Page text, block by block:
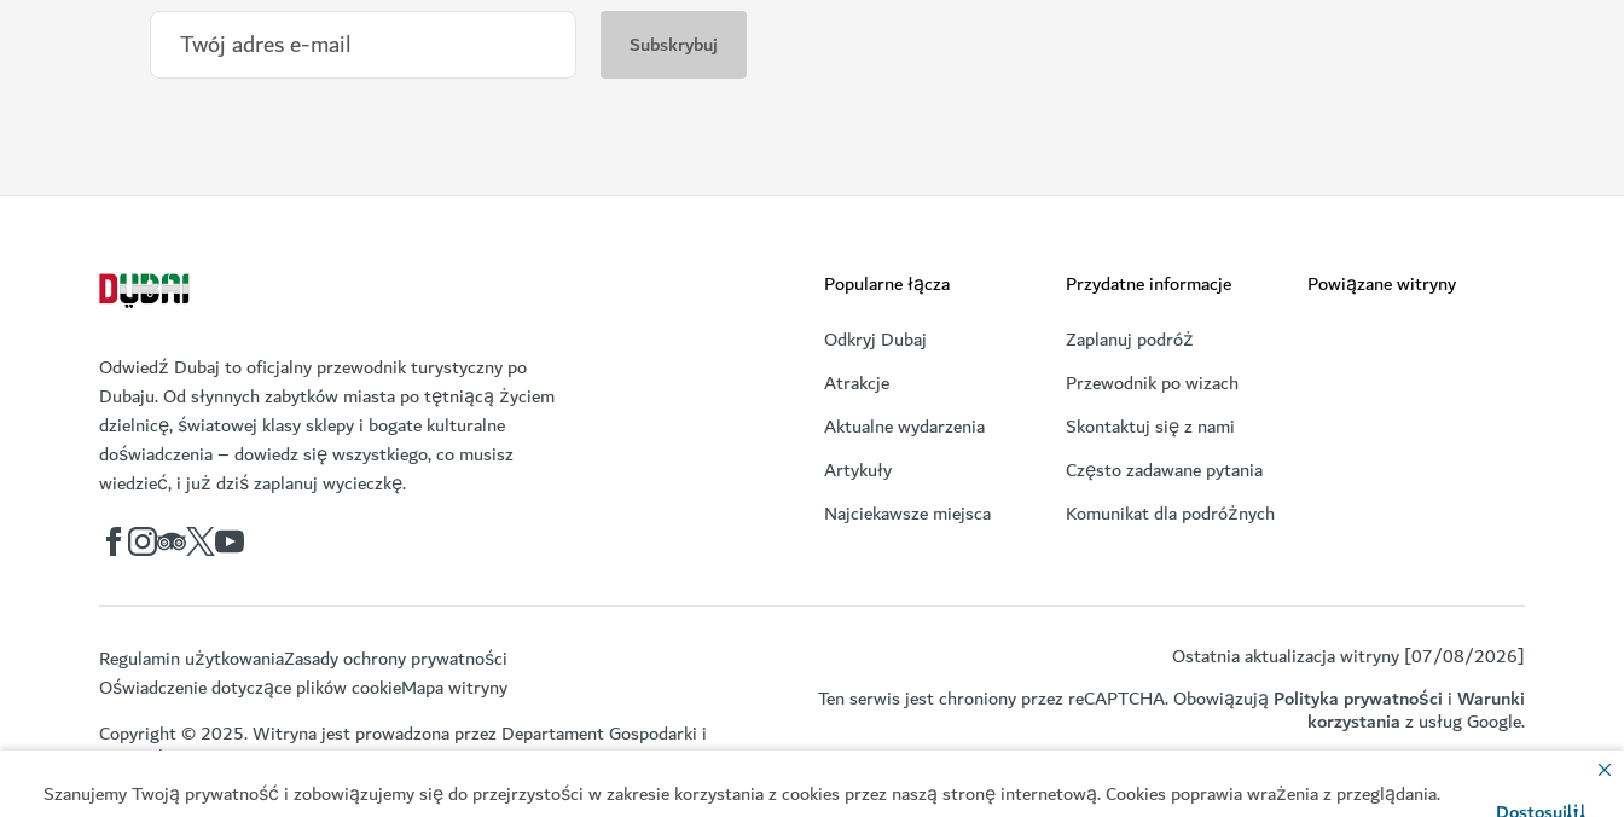
Szanujemy Twoją prywatność i zobowiązujemy się do przejrzystości w zakresie korzystania z cookies przez naszą stronę internetową. Cookies poprawia wrażenia z przeglądania.
Odwiedź Dubaj to oficjalny przewodnik turystyczny po
Dubaju. Od słynnych zabytków miasta po tętniącą życiem
dzielnicę, światowej klasy sklepy i bogate kulturalne
doświadczenia – dowiedz się wszystkiego, co musisz
wiedzieć, i już dziś zaplanuj wycieczkę.
Popularne łącza
Odkryj Dubaj
Atrakcje
Aktualne wydarzenia
Artykuły
Najciekawsze miejsca
Przydatne informacje
Zaplanuj podróż
Przewodnik po wizach
Skontaktuj się z nami
Często zadawane pytania
Komunikat dla podróżnych
Powiązane witryny
Regulamin użytkowaniaZasady ochrony prywatności
Oświadczenie dotyczące plików cookieMapa witryny
Copyright © 2025. Witryna jest prowadzona przez Departament Gospodarki i
Turystyki.
Ostatnia aktualizacja witryny [07/08/2026]
Ten serwis jest chroniony przez reCAPTCHA. Obowiązują Polityka prywatności iWarunki
korzystaniaz usług Google.